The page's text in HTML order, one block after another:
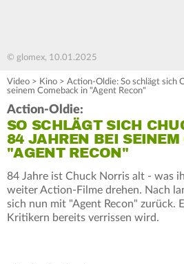
© glomex, 10.01.2025
Video > Kino > Action-Oldie: So schlägt sich
seinem Comeback in "Agent Recon"
Action-Oldie:
SO SCHLÄGT SICH
84 JAHREN BEI
"AGENT RECON"
84 Jahre ist Chuck Norris alt - was
weiter Action-Filme drehen. Nach
sich nun mit "Agent Recon" zurück.
Kritikern bereits verrissen wird.